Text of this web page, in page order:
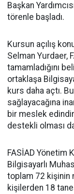
Başkan
törenle başladı.
Kursun açılış
Selman Yurdaer,
tamamladığını
ortaklaşa
kurs daha açtı.
sağlayacağına
bir meslek
destekli olması
FASİAD Yönetim
Bilgisayarlı
toplam 72 kişinin
kişilerden 18